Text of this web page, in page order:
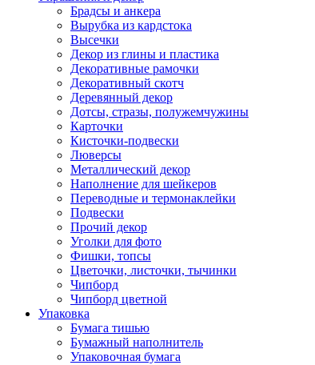
Брадсы и анкера
Вырубка из кардстока
Высечки
Декор из глины и пластика
Декоративные рамочки
Декоративный скотч
Деревянный декор
Дотсы, стразы, полужемчужины
Карточки
Кисточки-подвески
Люверсы
Металлический декор
Наполнение для шейкеров
Переводные и термонаклейки
Подвески
Прочий декор
Уголки для фото
Фишки, топсы
Цветочки, листочки, тычинки
Чипборд
Чипборд цветной
Упаковка
Бумага тишью
Бумажный наполнитель
Упаковочная бумага